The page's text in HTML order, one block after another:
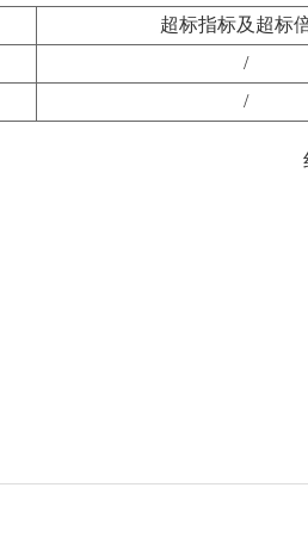
超标指标及超标
/
/